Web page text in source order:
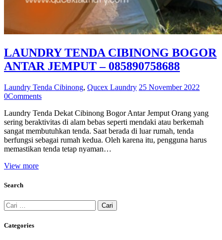
LAUNDRY TENDA CIBINONG BOGOR
ANTAR JEMPUT – 085890758688
Laundry Tenda Cibinong, Qucex Laundry 25 November 2022
0Comments
Laundry Tenda Dekat Cibinong Bogor Antar Jemput Orang yang
sering beraktivitas di alam bebas seperti mendaki atau berkemah
sangat membutuhkan tenda. Saat berada di luar rumah, tenda
berfungsi sebagai rumah kedua. Oleh karena itu, pengguna harus
memastikan tenda tetap nyaman…
View more
Search
Cari
untuk:
Categories